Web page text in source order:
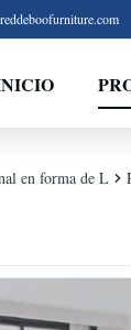
en forma de L